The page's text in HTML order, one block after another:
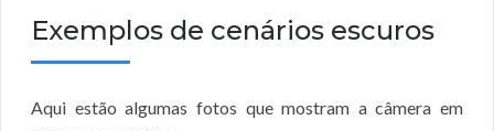
Exemplos de cenários escuros
Aqui estão algumas fotos que mostram a câmera em